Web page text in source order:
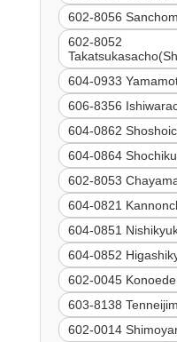
602-8056
602-8052
604-0933
606-8356
604-0862
604-0864
602-8053
604-0821
604-0851
604-0852
602-0045
603-8138
602-0014